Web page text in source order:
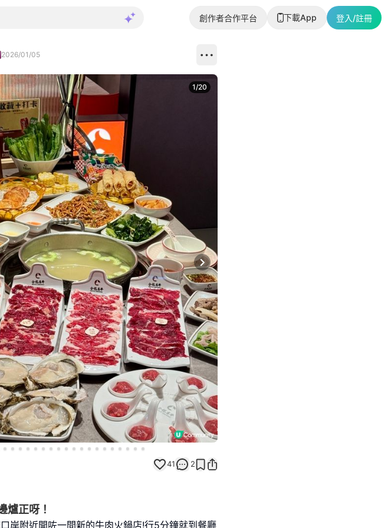
創作者合作平台 下載App 登入/註冊
2026/01/05
Next slide
1/20
41 2
爐正呀！
岸附近開咗一間新的牛肉火鍋店!行5分鐘就到餐廳